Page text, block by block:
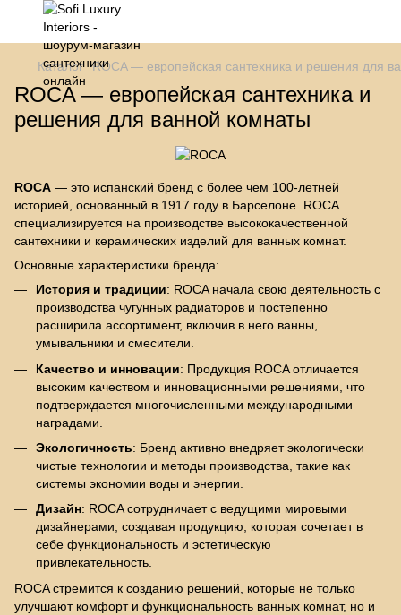
Каталог ROCA — европейская сантехника и решения для
ROCA — европейская сантехника и
решения для ванной комнаты
ROCA — это испанский бренд с более чем 100-летней
историей, основанный в 1917 году в Барселоне. ROCA
специализируется на производстве высококачественной
сантехники и керамических изделий для ванных комнат.
Основные характеристики бренда:
История и традиции: ROCA начала свою деятельность с
производства чугунных радиаторов и постепенно
расширила ассортимент, включив в него ванны,
умывальники и смесители.
Качество и инновации: Продукция ROCA отличается
высоким качеством и инновационными решениями, что
подтверждается многочисленными международными
наградами.
Экологичность: Бренд активно внедряет экологически
чистые технологии и методы производства, такие как
системы экономии воды и энергии.
Дизайн: ROCA сотрудничает с ведущими мировыми
дизайнерами, создавая продукцию, которая сочетает в
себе функциональность и эстетическую
привлекательность.
ROCA стремится к созданию решений, которые не только
улучшают комфорт и функциональность ванных комнат, но и